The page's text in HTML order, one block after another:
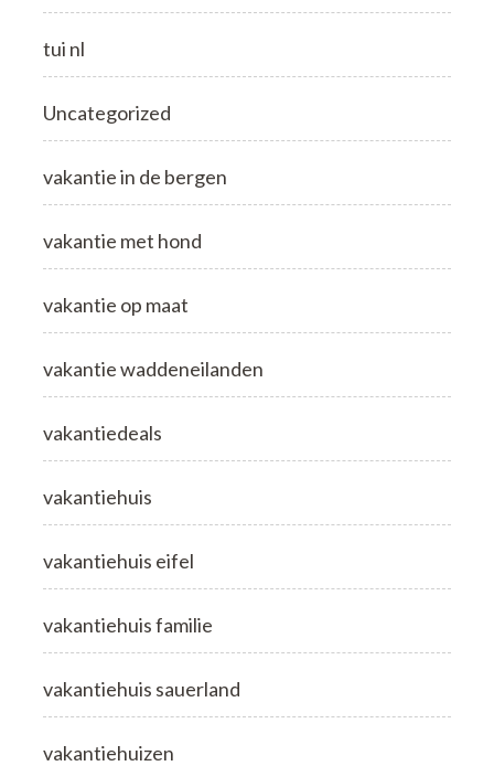
tui nl
Uncategorized
vakantie in de bergen
vakantie met hond
vakantie op maat
vakantie waddeneilanden
vakantiedeals
vakantiehuis
vakantiehuis eifel
vakantiehuis familie
vakantiehuis sauerland
vakantiehuizen